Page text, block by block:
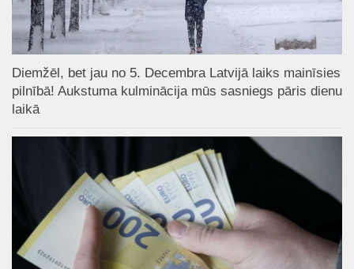
Diemžēl, bet jau no 5. Decembra Latvijā laiks mainīsies
pilnībā! Aukstuma kulminācija mūs sasniegs pāris dienu
laikā